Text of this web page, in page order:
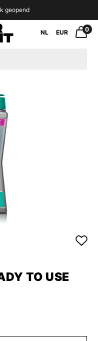
geopend
NL EUR 0
TO USE